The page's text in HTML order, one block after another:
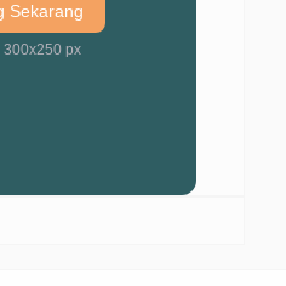
Sekarang
300x250 px